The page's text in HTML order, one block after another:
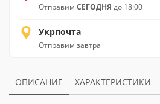
Отправим СЕГОДНЯ до 18:00
Укрпочта
Отправим завтра
ОПИСАНИЕ ХАРАКТЕРИСТИКИ